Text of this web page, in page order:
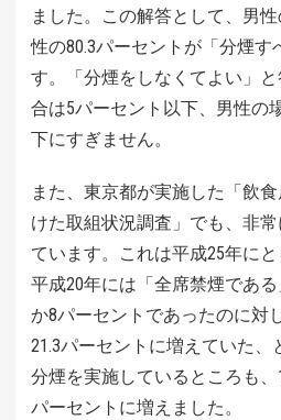
ました。この解答として、男
性の80.3パーセントが「分煙す
す。「分煙をしなくてよい」
合は5パーセント以下、男性の
下にすぎません。
また、東京都が実施した「飲
けた取組状況調査」でも、非
ています。これは平成25年にと
平成20年には「全席禁煙であ
か8パーセントであったのに対
21.3パーセントに増えていた、
分煙を実施しているところも、
パーセントに増えました。